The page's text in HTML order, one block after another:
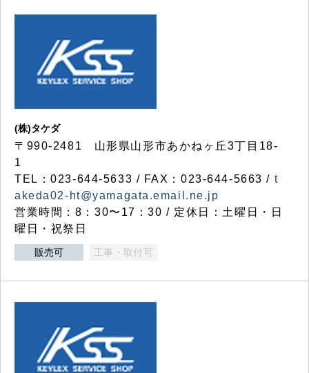
(株)タケダ
〒990-2481 山形県山形市あかねヶ丘3丁目18-
1
TEL：023-644-5633 / FAX：023-644-5663 / t
akeda02-ht@yamagata.email.ne.jp
営業時間：8：30〜17：30 / 定休日：土曜日・日
曜日・祝祭日
販売可 工事・取付可